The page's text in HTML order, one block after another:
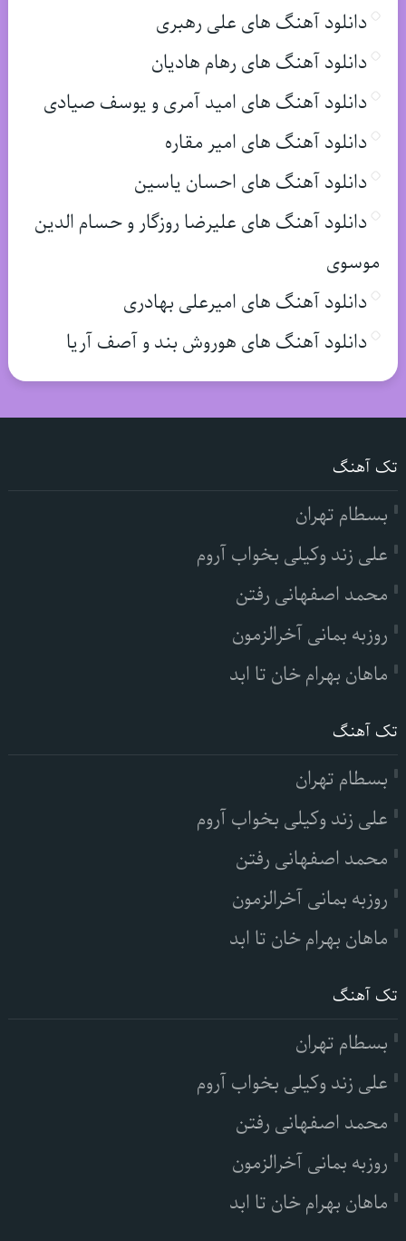
دانلود آهنگ های علی رهبری
دانلود آهنگ های رهام هادیان
دانلود آهنگ های امید آمری و یوسف صیادی
دانلود آهنگ های امیر مقاره
دانلود آهنگ های احسان یاسین
دانلود آهنگ های علیرضا روزگار و حسام الدین
موسوی
دانلود آهنگ های امیرعلی بهادری
دانلود آهنگ های هوروش بند و آصف آریا
تک آهنگ
بسطام تهران
علی زند وکیلی بخواب آروم
محمد اصفهانی رفتن
روزبه بمانی آخرالزمون
ماهان بهرام خان تا ابد
تک آهنگ
بسطام تهران
علی زند وکیلی بخواب آروم
محمد اصفهانی رفتن
روزبه بمانی آخرالزمون
ماهان بهرام خان تا ابد
تک آهنگ
بسطام تهران
علی زند وکیلی بخواب آروم
محمد اصفهانی رفتن
روزبه بمانی آخرالزمون
ماهان بهرام خان تا ابد